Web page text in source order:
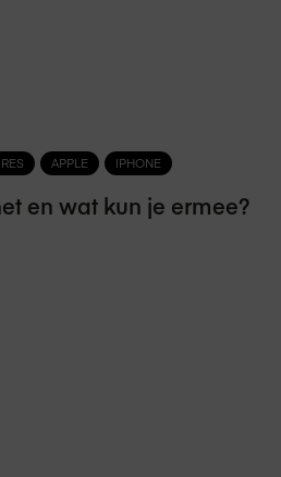
APPLE IPHONE
en wat kun je ermee?